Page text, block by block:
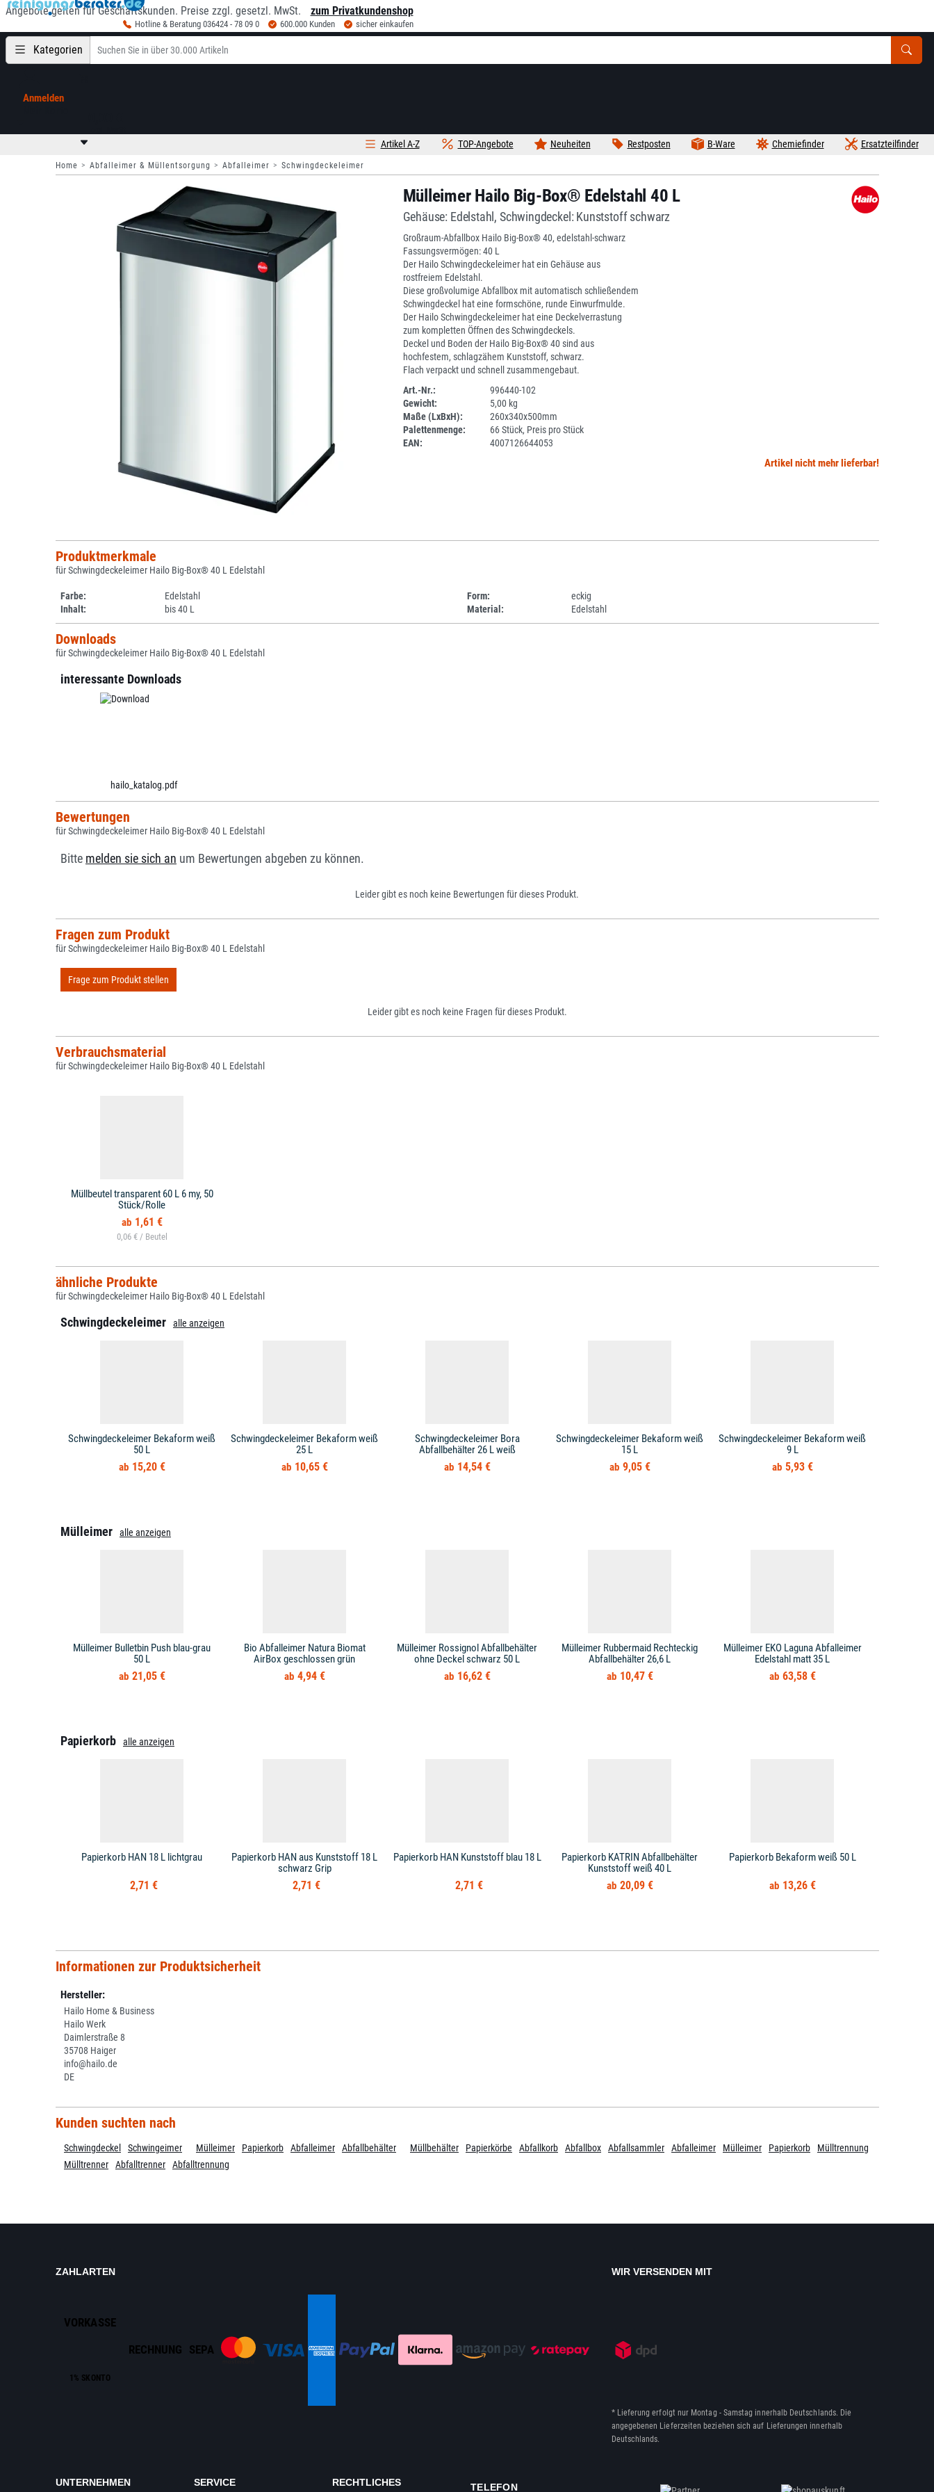
Angebote gelten für Geschäftskunden. Preise zzgl. gesetzl. MwSt. zum Privatkundenshop
Hotline & Beratung 036424 - 78 09 0 600.000 Kunden sicher einkaufen
Kategorien
Anmelden
Ersatzteilfinder
Chemiefinder
B-Ware
Restposten
Neuheiten
TOP-Angebote
Artikel A-Z
Home Abfalleimer & Müllentsorgung Abfalleimer Schwingdeckeleimer
Mülleimer Hailo Big-Box® Edelstahl 40 L
Gehäuse: Edelstahl, Schwingdeckel: Kunststoff schwarz
Großraum-Abfallbox Hailo Big-Box® 40, edelstahl-schwarz
Fassungsvermögen: 40 L
Der Hailo Schwingdeckeleimer hat ein Gehäuse aus
rostfreiem Edelstahl.
Diese großvolumige Abfallbox mit automatisch schließendem
Schwingdeckel hat eine formschöne, runde Einwurfmulde.
Der Hailo Schwingdeckeleimer hat eine Deckelverrastung
zum kompletten Öffnen des Schwingdeckels.
Deckel und Boden der Hailo Big-Box® 40 sind aus
hochfestem, schlagzähem Kunststoff, schwarz.
Flach verpackt und schnell zusammengebaut.
Art.-Nr.:
996440-102
Gewicht:
5,00 kg
Maße (LxBxH):
260x340x500mm
Palettenmenge:
66 Stück, Preis pro Stück
EAN:
4007126644053
Artikel nicht mehr lieferbar!
Produktmerkmale
für Schwingdeckeleimer Hailo Big-Box® 40 L Edelstahl
Farbe: Edelstahl Form:
eckig
Inhalt:
bis 40 L Material: Edelstahl
Downloads
für Schwingdeckeleimer Hailo Big-Box® 40 L Edelstahl
interessante Downloads
hailo_katalog.pdf
Bewertungen
für Schwingdeckeleimer Hailo Big-Box® 40 L Edelstahl
Bitte melden sie sich an um Bewertungen abgeben zu können.
Leider gibt es noch keine Bewertungen für dieses Produkt.
Fragen zum Produkt
für Schwingdeckeleimer Hailo Big-Box® 40 L Edelstahl
Frage zum Produkt stellen
Leider gibt es noch keine Fragen für dieses Produkt.
Verbrauchsmaterial
für Schwingdeckeleimer Hailo Big-Box® 40 L Edelstahl
Müllbeutel transparent 60 L 6 my, 50
Stück/Rolle
1,61 €
0,06 € /
ähnliche Produkte
für Schwingdeckeleimer Hailo Big-Box® 40 L Edelstahl
Schwingdeckeleimer alle anzeigen
Schwingdeckeleimer Bekaform weiß
50 L
15,20 €
Schwingdeckeleimer Bekaform weiß
25 L
10,65 €
Schwingdeckeleimer Bora
Abfallbehälter 26 L weiß
14,54 €
Schwingdeckeleimer Bekaform weiß
15 L
9,05 €
Schwingdeckeleimer Bekaform weiß
9 L
5,93 €
Mülleimer alle anzeigen
Mülleimer Bulletbin Push blau-grau
50 L
21,05 €
Bio Abfalleimer Natura Biomat
AirBox geschlossen grün
4,94 €
Mülleimer Rossignol Abfallbehälter
ohne Deckel schwarz 50 L
16,62 €
Mülleimer Rubbermaid Rechteckig
Abfallbehälter 26,6 L
10,47 €
Mülleimer EKO Laguna Abfalleimer
Edelstahl matt 35 L
63,58 €
Papierkorb alle anzeigen
Papierkorb HAN 18 L lichtgrau
2,71 €
Papierkorb HAN aus Kunststoff 18 L
schwarz Grip
2,71 €
Papierkorb HAN Kunststoff blau 18 L
2,71 €
Papierkorb KATRIN Abfallbehälter
Kunststoff weiß 40 L
20,09 €
Papierkorb Bekaform weiß 50 L
13,26 €
Informationen zur Produktsicherheit
Hersteller:
Hailo Home & Business
Hailo Werk
Daimlerstraße 8
35708 Haiger
info@hailo.de
DE
Kunden suchten nach
Schwingdeckel Schwingeimer Mülleimer Papierkorb Abfalleimer Abfallbehälter Müllbehälter Papierkörbe Abfallkorb Abfallbox Abfallsammler Abfalleimer Mülleimer Papierkorb
Mülltrennung
Mülltrenner
Abfalltrenner Abfalltrennung
ZAHLARTEN
VORKASSE
1% SKONTO
RECHNUNG SEPA
WIR VERSENDEN MIT
* Lieferung erfolgt nur Montag - Samstag innerhalb Deutschlands. Die
angegebenen Lieferzeiten beziehen sich auf Lieferungen innerhalb
Deutschlands.
UNTERNEHMEN SERVICE RECHTLICHES TELEFON